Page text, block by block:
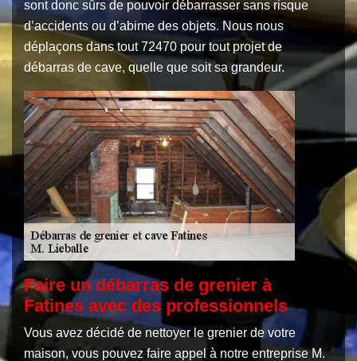
sont donc sûrs de pouvoir débarrasser sans risque
d’accidents ou d’abime des objets. Nous nous
déplaçons dans tout 72470 pour tout projet de
débarras de cave, quelle que soit sa grandeur.
Faire un débarras de grenier à
Fatines avec des professionnels
Vous avez décidé de nettoyer le grenier de votre
maison, vous pouvez faire appel à notre entreprise M.